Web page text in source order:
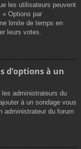
les utilisateurs peuvent
« Options par
limite de temps en
leurs votes.
d’options à un
les administrateurs du
à un sondage vous
administrateur du forum